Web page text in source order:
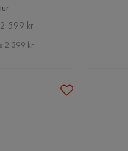
599 kr
2 399 kr